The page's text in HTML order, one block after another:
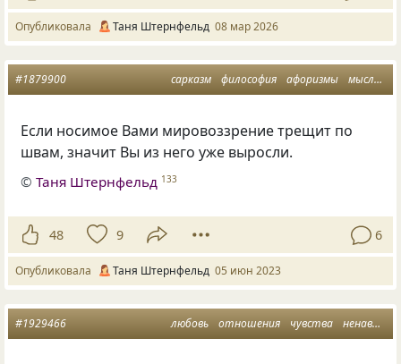
Опубликовала Таня Штернфельд 08 мар 2026
сарказм философия афоризмы мысли
#1879900
Если носимое Вами мировоззрение трещит по
швам, значит Вы из него уже выросли.
©Таня Штернфельд 133
48 9 6
Опубликовала Таня Штернфельд 05 июн 2023
любовь отношения чувства ненависть
#1929466